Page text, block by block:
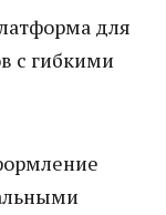
для
с гибкими